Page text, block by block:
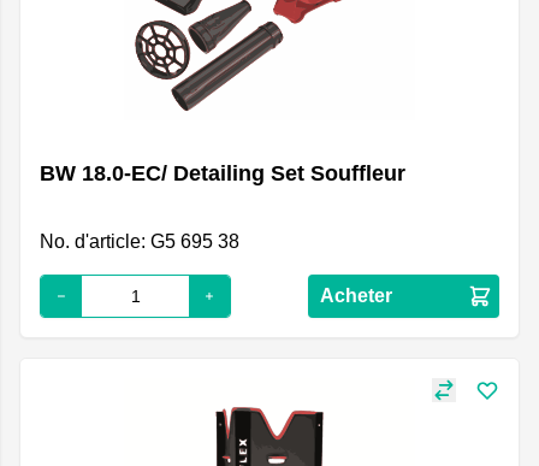
BW 18.0-EC/ Detailing Set Souffleur
No. d'article: G5 695 38
Acheter